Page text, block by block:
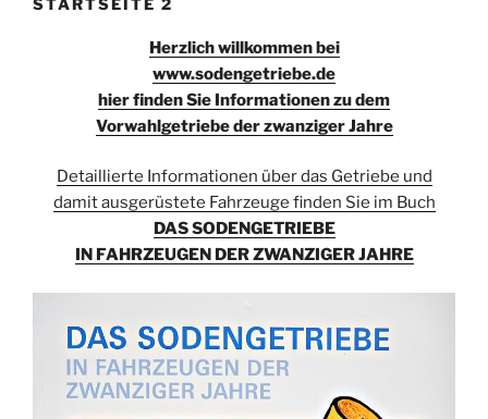
STARTSEITE 2
Herzlich willkommen bei
www.sodengetriebe.de
hier finden Sie Informationen zu dem
Vorwahlgetriebe der zwanziger Jahre
Detaillierte Informationen über das Getriebe und
damit ausgerüstete Fahrzeuge finden Sie im Buch
DAS SODENGETRIEBE
IN FAHRZEUGEN DER ZWANZIGER JAHRE